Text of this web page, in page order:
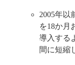
2005年以
を18か月
導入する
間に短縮